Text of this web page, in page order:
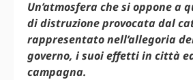
Un’atmosfera che si oppone a
di distruzione provocata dal
rappresentato nell’allegoria
governo, i suoi effetti in città
campagna.